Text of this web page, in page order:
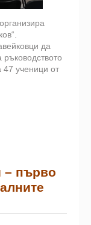
да
ръководството
47 ученици от
– първо